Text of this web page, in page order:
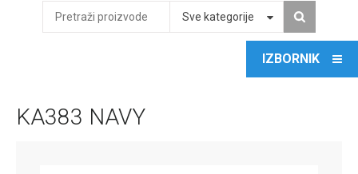
Sve kategorije
KA383 NAVY